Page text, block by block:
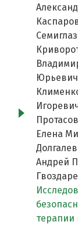
Елена
Андрей
терапии